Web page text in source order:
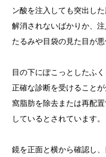
ン酸を注入しても突出し
解消されないばかりか、
たるみや目袋の見た目が
目の下にぽこっとしたふ
正確な診断を受けること
窩脂肪を除去または再配
しているとされています。
鏡を正面と横から確認し